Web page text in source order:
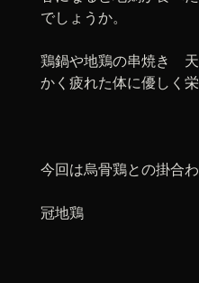
でしょうか。
鶏鍋や地鶏の串焼き
かく疲れた体に優しく
今回は烏骨鶏との掛合
冠地鶏